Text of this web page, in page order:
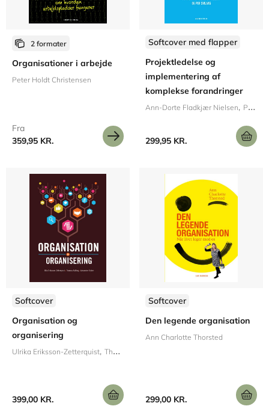
2 formater
Organisationer i arbejde
Peter Holdt Christensen
Fra
359,95 KR.
Softcover med flapper
Projektledelse og
implementering af
komplekse forandringer
Ann-Dorte Fladkjær Nielsen Per Svejvig
299,95 KR.
Softcover
Organisation og
organisering
Ulrika Eriksson-Zetterquist Thomas Kalling
399,00 KR.
Softcover
Den legende organisation
Ann Charlotte Thorsted
299,00 KR.